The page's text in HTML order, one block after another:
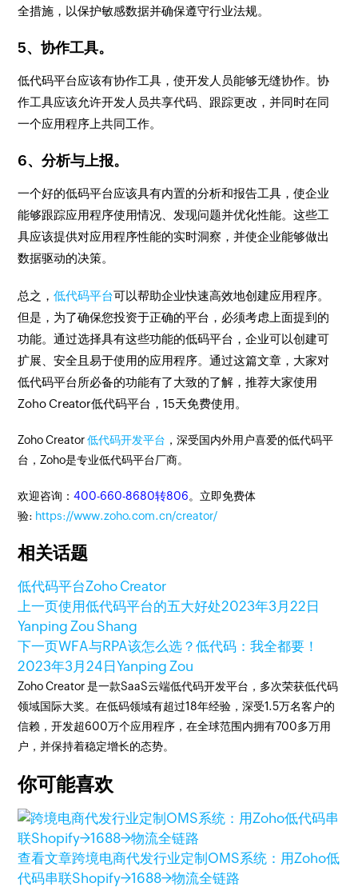
全措施，以保护敏感数据并确保遵守行业法规。
5、协作工具。
低代码平台应该有协作工具，使开发人员能够无缝协作。协
作工具应该允许开发人员共享代码、跟踪更改，并同时在同
一个应用程序上共同工作。
6、分析与上报。
一个好的低码平台应该具有内置的分析和报告工具，使企业
能够跟踪应用程序使用情况、发现问题并优化性能。这些工
具应该提供对应用程序性能的实时洞察，并使企业能够做出
数据驱动的决策。
总之，低代码平台可以帮助企业快速高效地创建应用程序。
但是，为了确保您投资于正确的平台，必须考虑上面提到的
功能。通过选择具有这些功能的低码平台，企业可以创建可
扩展、安全且易于使用的应用程序。通过这篇文章，大家对
低代码平台所必备的功能有了大致的了解，推荐大家使用
Zoho Creator低代码平台，15天免费使用。
Zoho Creator低代码开发平台 ，深受国内外用户喜爱的低代码平
台，Zoho是专业低代码平台厂商。
欢迎咨询：400-660-8680转806。立即免费体
验: https://www.zoho.com.cn/creator/
相关话题
低代码平台Zoho Creator
上一页使用低代码平台的五大好处2023年3月22日
Yanping Zou Shang
下一页WFA与RPA该怎么选？低代码：我全都要！
2023年3月24日Yanping Zou
Zoho Creator 是一款SaaS云端低代码开发平台，多次荣获低代码
领域国际大奖。在低码领域有超过18年经验，深受1.5万名客户的
信赖，开发超600万个应用程序，在全球范围内拥有700多万用
户，并保持着稳定增长的态势。
你可能喜欢
查看文章跨境电商代发行业定制OMS系统：用Zoho低
代码串联Shopify→1688→物流全链路